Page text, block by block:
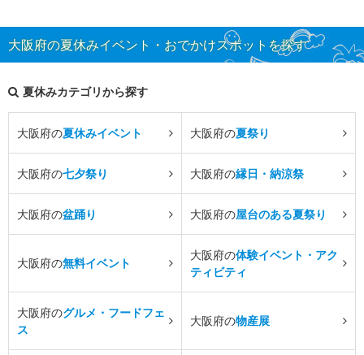
大阪府の夏休みイベント・おでかけスポットを探す
夏休みカテゴリから探す
大阪府の夏休みイベント 大阪府の夏祭り
大阪府の七夕祭り 大阪府の縁日・納涼祭
大阪府の盆踊り 大阪府の屋台のある夏祭り
大阪府の無料イベント
大阪府の体験イベント・アク
ティビティ
大阪府のグルメ・フードフェ
ス
大阪府の物産展